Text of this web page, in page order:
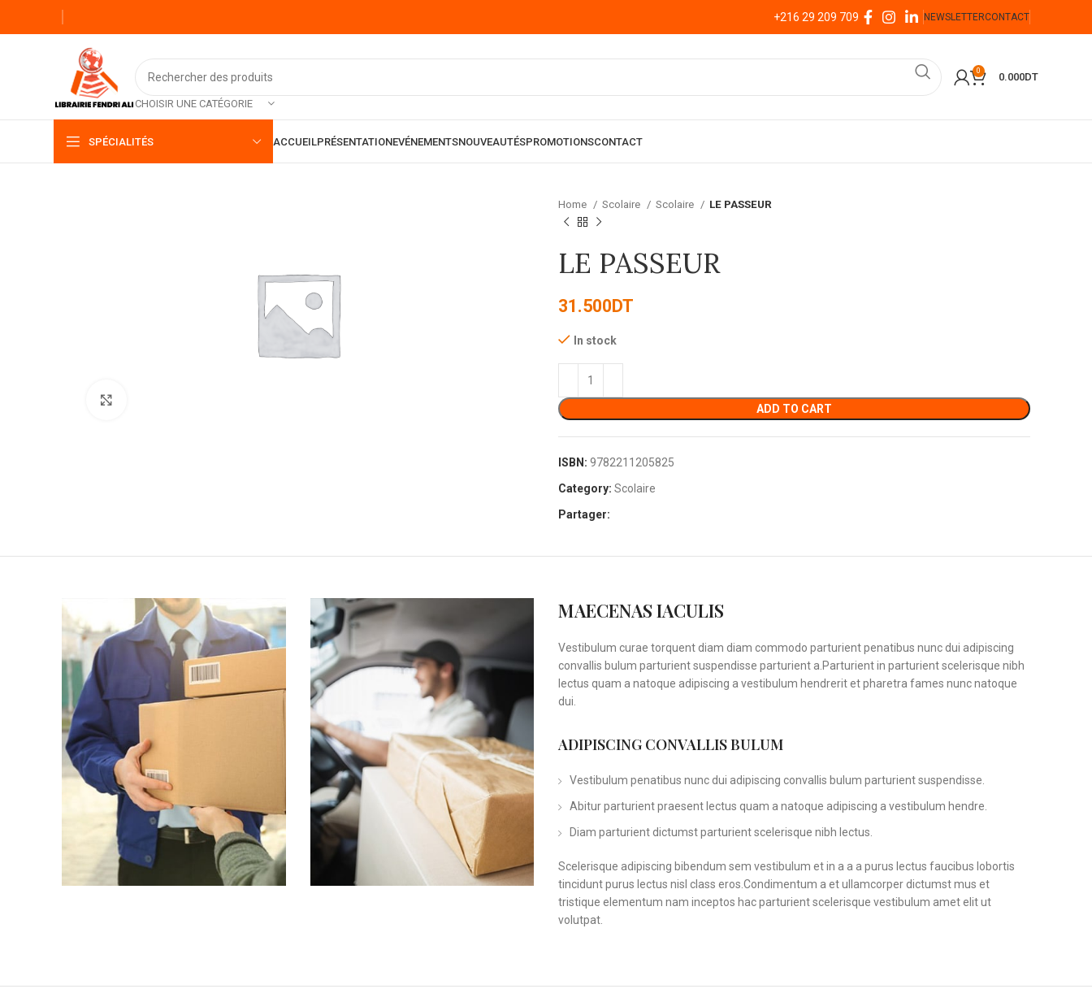
+216 29 209 709 NEWSLETTERCONTACT
CHOISIR UNE CATÉGORIE
0
0.000DT
SPÉCIALITÉS ACCUEILPRÉSENTATIONEVÉNEMENTSNOUVEAUTÉSPROMOTIONSCONTACT
Home Scolaire Scolaire LE PASSEUR
LE PASSEUR
31.500DT
In stock
ADD TO CART
ISBN: 9782211205825
Category: Scolaire
Partager:
MAECENAS IACULIS
Vestibulum curae torquent diam diam commodo parturient penatibus nunc dui adipiscing
convallis bulum parturient suspendisse parturient a.Parturient in parturient scelerisque nibh
lectus quam a natoque adipiscing a vestibulum hendrerit et pharetra fames nunc natoque
dui.
ADIPISCING CONVALLIS BULUM
Vestibulum penatibus nunc dui adipiscing convallis bulum parturient suspendisse.
Abitur parturient praesent lectus quam a natoque adipiscing a vestibulum hendre.
Diam parturient dictumst parturient scelerisque nibh lectus.
Scelerisque adipiscing bibendum sem vestibulum et in a a a purus lectus faucibus lobortis
tincidunt purus lectus nisl class eros.Condimentum a et ullamcorper dictumst mus et
tristique elementum nam inceptos hac parturient scelerisque vestibulum amet elit ut
volutpat.